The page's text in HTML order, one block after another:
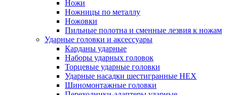
Ножи
Ножницы по металлу
Ножовки
Пильные полотна и сменные лезвия к ножам
Ударные головки и аксессуары
Карданы ударные
Наборы ударных головок
Торцевые ударные головки
Ударные насадки шестигранные HEX
Шиномонтажные головки